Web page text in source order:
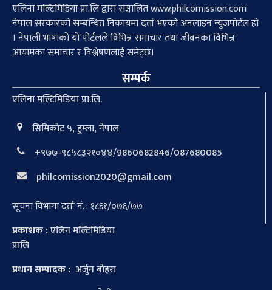
एलिना मल्टिमिडिया प्रा.लि द्वारा सञ्चालित www.philcomission.com
नेपाल सरकारको सम्बन्धित निकायमा दर्ता भएको अनलाइन न्युजपोर्टल हो
। नेपाली भाषाको यो पोर्टलले विभिन्न समाचार तथा जीवनका विभिन्न
आयामका समाचार र विश्लेषणलाई समेट्छ।
सम्पर्क
एलिना मल्टिमिडिया प्रा.लि.
सिमिकोट ५, हुम्ला, नेपाल
+९७७-९८५८३२१०४४/9860682846/087680085
philcomission2020@gmail.com
सूचना विभागा दर्ता नं. : १८६१/०७६/७७
प्रकाशक :एलिन मल्टिमिडिया
प्रालि
प्रधान सम्पादक : अर्जुन बोहरा